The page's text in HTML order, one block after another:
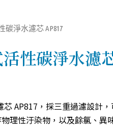
碳淨水濾芯 AP817
性碳淨水濾
AP817，採三重過濾設計
理性汙染物，以及餘氯、異